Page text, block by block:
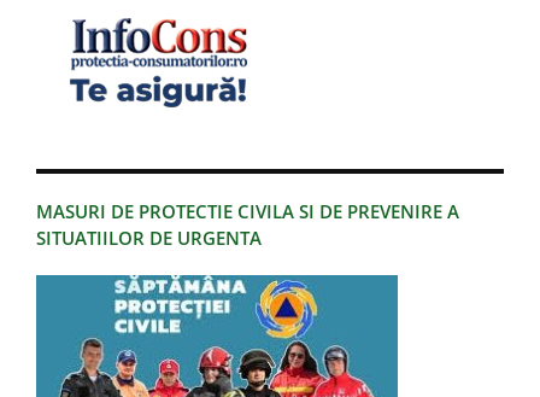
MASURI DE PROTECTIE CIVILA SI DE PREVENIRE A
SITUATIILOR DE URGENTA